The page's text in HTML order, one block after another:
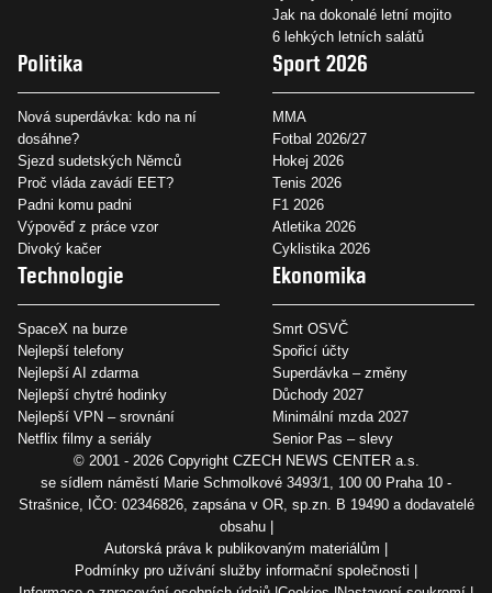
Jak na dokonalé letní mojito
6 lehkých letních salátů
Politika
Nová superdávka: kdo na ní
dosáhne?
Sjezd sudetských Němců
Proč vláda zavádí EET?
Padni komu padni
Výpověď z práce vzor
Divoký kačer
Sport 2026
MMA
Fotbal 2026/27
Hokej 2026
Tenis 2026
F1 2026
Atletika 2026
Cyklistika 2026
Technologie
SpaceX na burze
Nejlepší telefony
Nejlepší AI zdarma
Nejlepší chytré hodinky
Nejlepší VPN – srovnání
Netflix filmy a seriály
Ekonomika
Smrt OSVČ
Spořicí účty
Superdávka – změny
Důchody 2027
Minimální mzda 2027
Senior Pas – slevy
© 2001 - 2026 Copyright CZECH NEWS CENTER a.s.
se sídlem náměstí Marie Schmolkové 3493/1, 100 00 Praha 10 -
Strašnice, IČO: 02346826, zapsána v OR, sp.zn. B 19490 a dodavatelé
obsahu
Autorská práva k publikovaným materiálům
Podmínky pro užívání služby informační společnosti